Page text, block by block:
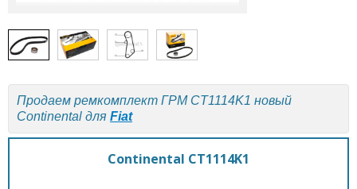
Продаем ремкомплект ГРМ CT1114K1 новый
Continental для Fiat
Continental CT1114K1